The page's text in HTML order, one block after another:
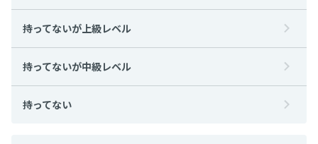
持ってないが上級レベル
持ってないが中級レベル
持ってない